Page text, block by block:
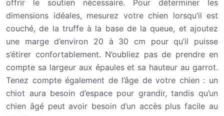
offrir le soutien nécessaire. Pour déterminer les
dimensions idéales, mesurez votre chien lorsqu’il est
couché, de la truffe à la base de la queue, et ajoutez
une marge d’environ 20 à 30 cm pour qu’il puisse
s’étirer confortablement. N’oubliez pas de prendre en
compte sa largeur aux épaules et sa hauteur au garrot.
Tenez compte également de l’âge de votre chien : un
chiot aura besoin d’espace pour grandir, tandis qu’un
chien âgé peut avoir besoin d’un accès plus facile au